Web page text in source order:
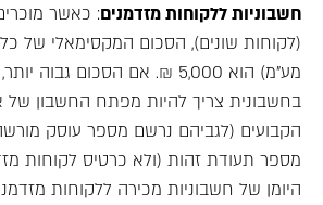
חשבוניות ללקוחות מזדמנים: כאשר
(לקוחות שונים), הסכום המקסימאלי של
מע"מ) הוא 5,000 ₪. אם הסכום
בחשבונית צריך להיות מפתח החשבון
הקבועים (לגביהם נרשם מספר עוסק
מספר תעודת זהות (ולא כרטיס לקוחות
היומן של חשבוניות מכירה ללקוחות